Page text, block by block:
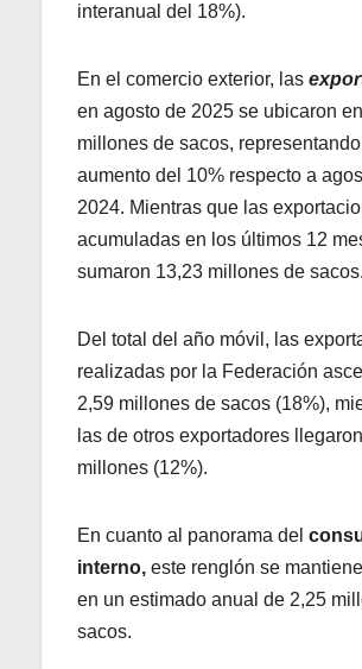
interanual del 18%).
En el comercio exterior, las
en agosto de 2025 se ubicaron
millones de sacos,
aumento del 10% respecto a
2024. Mientras que las
acumuladas en los últimos 12
sumaron 13,23 millones de sacos.
Del total del año móvil, las
realizadas por la Federación
2,59 millones de sacos (18%),
las de otros exportadores
millones (12%).
En cuanto al panorama del
interno, este renglón se
en un estimado anual de 2,25
sacos.